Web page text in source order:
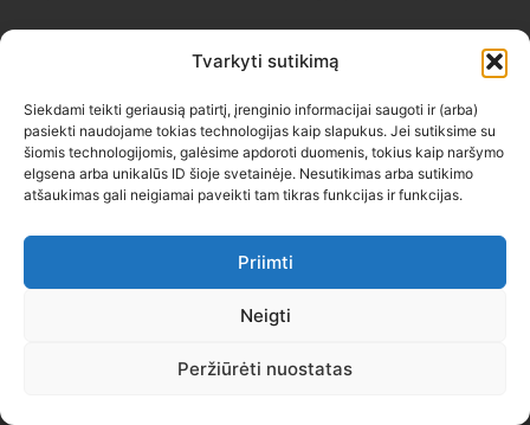
Tvarkyti sutikimą
Siekdami teikti geriausią patirtį, įrenginio informacijai saugoti ir (arba)
pasiekti naudojame tokias technologijas kaip slapukus. Jei sutiksime su
šiomis technologijomis, galėsime apdoroti duomenis, tokius kaip naršymo
elgsena arba unikalūs ID šioje svetainėje. Nesutikimas arba sutikimo
atšaukimas gali neigiamai paveikti tam tikras funkcijas ir funkcijas.
Priimti
Neigti
Peržiūrėti nuostatas